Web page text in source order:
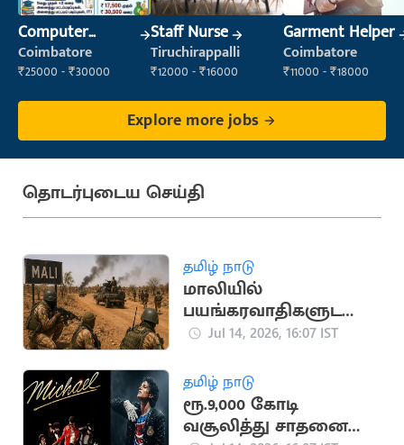
Computer
Operator
Coimbatore
₹25000 - ₹30000
Staff Nurse
Tiruchirappalli
₹12000 - ₹16000
Garment Helper
Coimbatore
₹11000 - ₹18000
Explore more jobs
தொடர்புடைய செய்தி
தமிழ் நாடு
மாலியில்
பயங்கரவாதிகளுடனா
ன மோதலில் 30
Jul 14, 2026, 16:07 IST
தமிழ் நாடு
ரூ.9,000 கோடி
வசூலித்து சாதனை